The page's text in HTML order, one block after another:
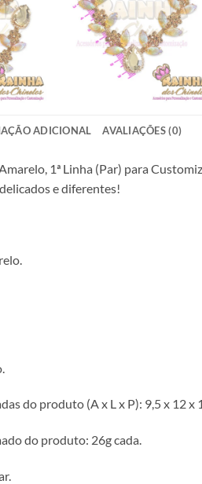
ADICIONAL AVALIAÇÕES (0)
1ª Linha (Par) para
e diferentes!
do produto (A x L x P): 9,5 x 12 x
do produto: 26g cada.